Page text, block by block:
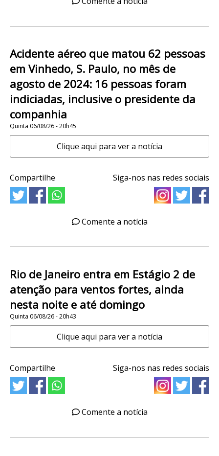
Acidente aéreo que matou 62 pessoas
em Vinhedo, S. Paulo, no mês de
agosto de 2024: 16 pessoas foram
indiciadas, inclusive o presidente da
companhia
Quinta 06/08/26 - 20h45
Clique aqui para ver a notícia
Compartilhe Siga-nos nas redes sociais
Comente a notícia
Rio de Janeiro entra em Estágio 2 de
atenção para ventos fortes, ainda
nesta noite e até domingo
Quinta 06/08/26 - 20h43
Clique aqui para ver a notícia
Compartilhe Siga-nos nas redes sociais
Comente a notícia